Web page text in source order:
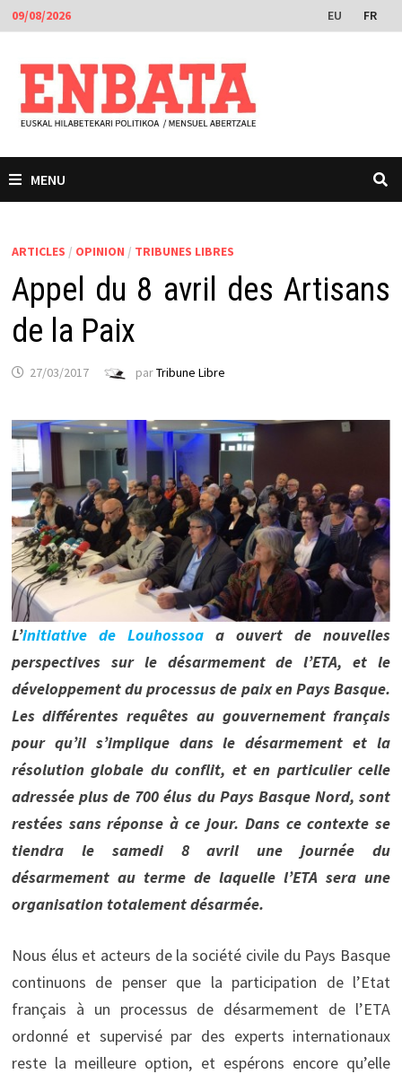
Passer
au
contenu
09/08/2026 EU FR
MENU
ARTICLES / OPINION / TRIBUNES LIBRES
Appel du 8 avril des Artisans
de la Paix
27/03/2017 parTribune Libre
L’initiative de Louhossoaa ouvert de nouvelles
perspectives sur le désarmement de l’ETA, et le
développement du processus de paix en Pays Basque.
Les différentes requêtes au gouvernement français
pour qu’il s’implique dans le désarmement et la
résolution globale du conflit, et en particulier celle
adressée plus de 700 élus du Pays Basque Nord, sont
restées sans réponse à ce jour. Dans ce contexte se
tiendra le samedi 8 avril une journée du
désarmement au terme de laquelle l’ETA sera une
organisation totalement désarmée.
Nous élus et acteurs de la société civile du Pays Basque
continuons de penser que la participation de l’Etat
français à un processus de désarmement de l’ETA
ordonné et supervisé par des experts internationaux
reste la meilleure option, et espérons encore qu’elle